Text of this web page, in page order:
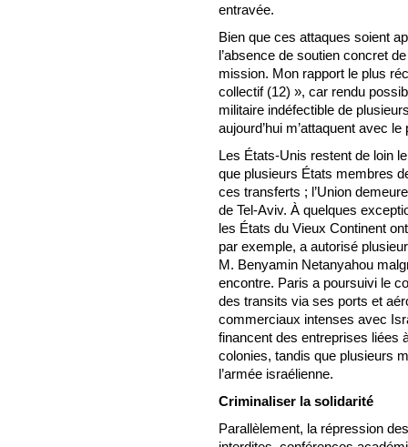
entravée.
Bien que ces attaques soient
l’absence de soutien concret
mission. Mon rapport le plus
collectif (12) », car rendu
militaire indéfectible de
aujourd’hui m’attaquent avec
Les États-Unis restent de loin
que plusieurs États membres
ces transferts ; l’Union
de Tel-Aviv. À quelques
les États du Vieux Continent
par exemple, a autorisé
M. Benyamin Netanyahou
encontre. Paris a poursuivi le
des transits via ses ports et
commerciaux intenses avec
financent des entreprises liées
colonies, tandis que plusieurs
l’armée israélienne.
Criminaliser la solidarité
Parallèlement, la répression